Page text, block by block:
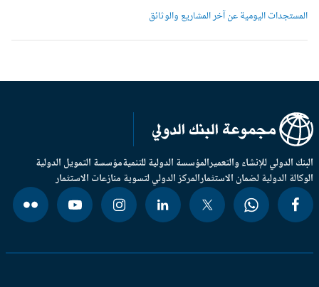
المستجدات اليومية عن آخر المشاريع والوثائق
الدولي للإنشاء والتعميرالمؤسسة الدولية للتنميةمؤسسة التمويل الدولية
الدولية لضمان الاستثمارالمركز الدولي لتسوية منازعات الاستثمار